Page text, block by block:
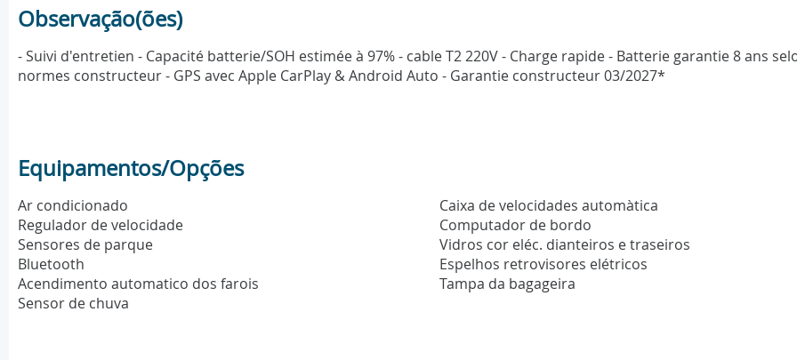
Observação(ões)
- Suivi d'entretien - Capacité batterie/SOH estimée à 97% - cable T2 220V - Charge rapide - Batterie garantie 8 ans
normes constructeur - GPS avec Apple CarPlay & Android Auto - Garantie constructeur 03/2027*
Equipamentos/Opções
Ar condicionado
Regulador de velocidade
Sensores de parque
Bluetooth
Acendimento automatico dos farois
Sensor de chuva
Caixa de velocidades automàtica
Computador de bordo
Vidros cor eléc. dianteiros e traseiros
Espelhos retrovisores elétricos
Tampa da bagageira